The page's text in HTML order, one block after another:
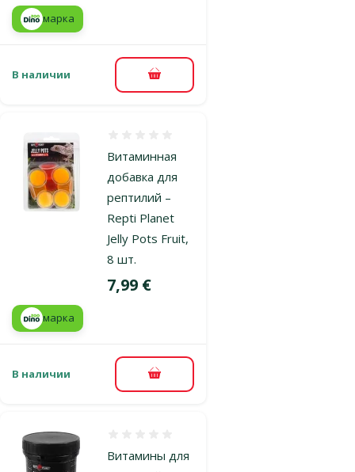
марка
В наличии В корзину
Витаминная
добавка для
рептилий –
Repti Planet
Jelly Pots Fruit,
8 шт.
Цена
7,99 €
марка
В наличии В корзину
Витамины для